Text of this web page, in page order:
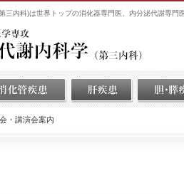
三内科)は世界トップの消化器専門医、内分泌代謝専門
・講演会案内